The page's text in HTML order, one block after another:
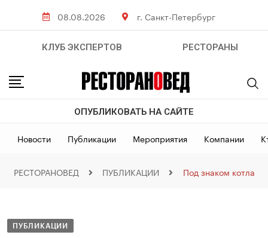
08.08.2026 г. Санкт-Петербург
КЛУБ ЭКСПЕРТОВ РЕСТОРАНЫ
ОПУБЛИКОВАТЬ НА САЙТЕ
Новости Публикации Мероприятия Компании
РЕСТОРАНОВЕД ПУБЛИКАЦИИ Под знаком котла
ПУБЛИКАЦИИ